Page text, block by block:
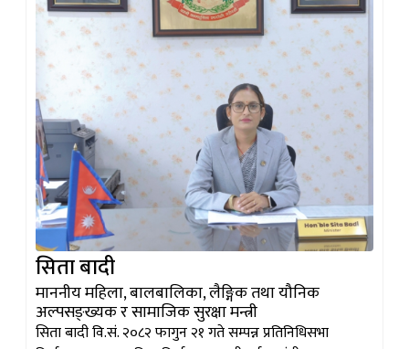
सिता बादी
माननीय महिला, बालबालिका, लैङ्गिक तथा यौनिक
अल्पसङ्ख्यक र सामाजिक सुरक्षा मन्त्री
सिता बादी वि.सं. २०८२ फागुन २१ गते सम्पन्न प्रतिनिधिसभा
निर्वाचनमा समानुपातिक निर्वाचन प्रणालीमार्फत संघीय…
पूरा जीवनी पढ्नुहोस्
आफ्नो मन्त्रीबारे जान्नुहोस्
मन्त्रीलाई आफ्नो कुरा लेख्नुहोस्
पूर्व मन्त्रीहरु